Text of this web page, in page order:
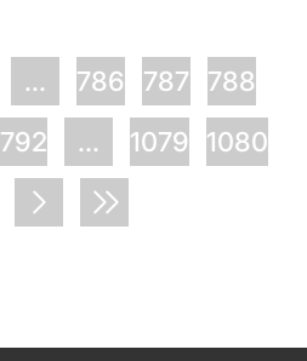
... 786 787
788
792 ... 1079
1080